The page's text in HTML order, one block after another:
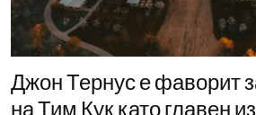
Джон Тернус е фаворит